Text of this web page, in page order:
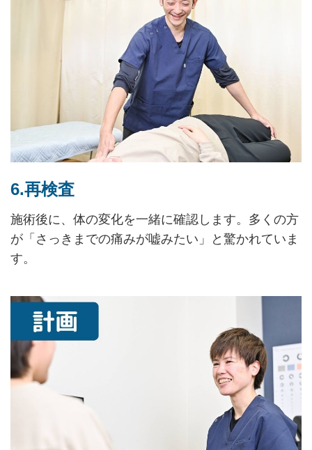
6.再検査
施術後に、体の変化を一緒に確認します。多くの方
が「さっきまでの痛みが嘘みたい」と驚かれていま
す。